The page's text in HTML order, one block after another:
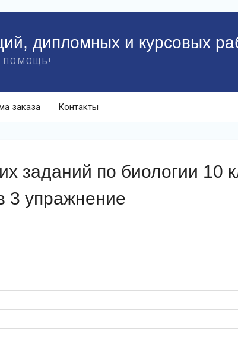
дипломных и курсовых
ПОМОЩЬ!
заказа Контакты
заданий по биологии 10
3 упражнение